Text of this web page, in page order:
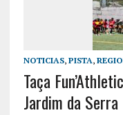
NOTICIAS, PISTA,
Taça
Jardim da Serra